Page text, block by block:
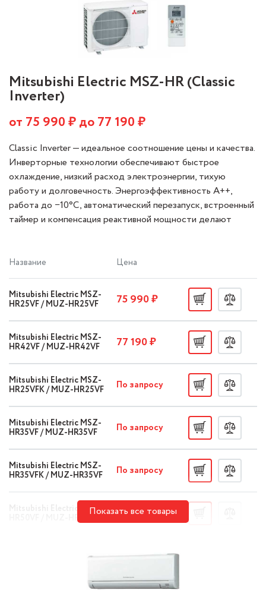
Mitsubishi Electric MSZ-HR (Classic
Inverter)
от 75 990₽ до77 190₽
Classic Inverter — идеальное соотношение цены и качества.
Инверторные технологии обеспечивают быстрое
охлаждение, низкий расход электроэнергии, тихую
работу и долговечность. Энергоэффективность А++,
работа до −10°C, автоматический перезапуск, встроенный
таймер и компенсация реактивной мощности делают
Название Цена
Mitsubishi Electric MSZ-
HR25VF / MUZ-HR25VF
75 990 ₽
Mitsubishi Electric MSZ-
HR42VF / MUZ-HR42VF
77 190 ₽
Mitsubishi Electric MSZ-
HR25VFK / MUZ-HR25VF
По запросу
Mitsubishi Electric MSZ-
HR35VF / MUZ-HR35VF
По запросу
Mitsubishi Electric MSZ-
HR35VFK / MUZ-HR35VF
По запросу
Mitsubishi Electric MSZ-
HR50VF / MUZ-HR50VF
По запросу
Показать все товары